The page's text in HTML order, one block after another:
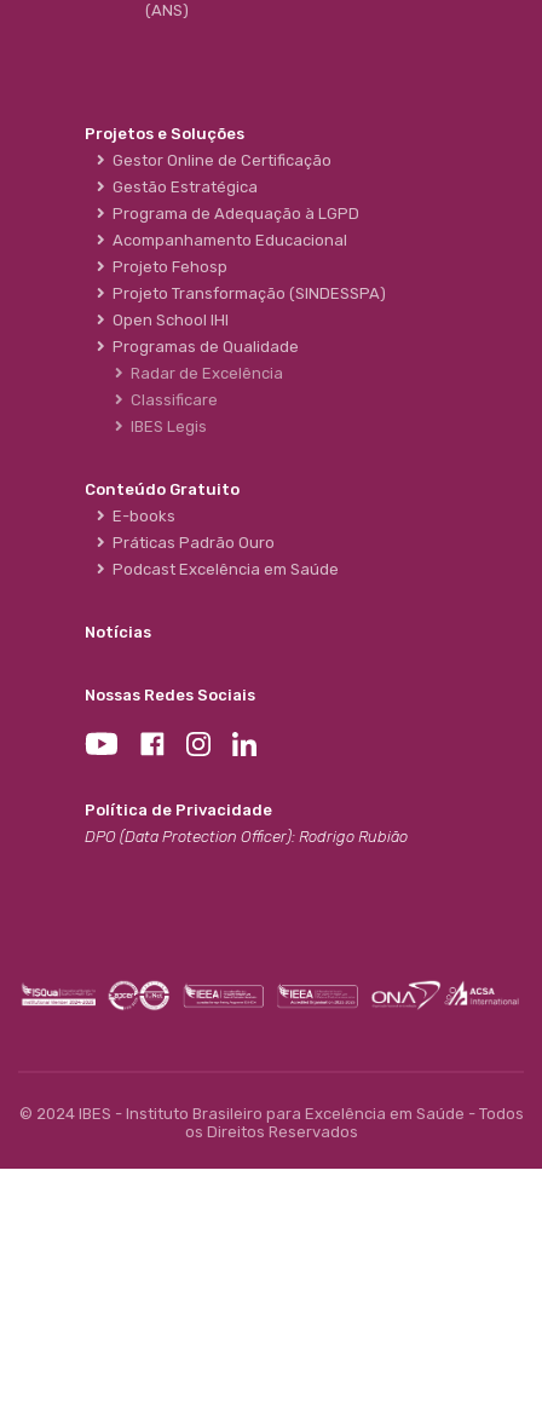
(ANS)
Projetos e Soluções
Gestor Online de Certificação
Gestão Estratégica
Programa de Adequação à LGPD
Acompanhamento Educacional
Projeto Fehosp
Projeto Transformação (SINDESSPA)
Open School IHI
Programas de Qualidade
Radar de Excelência
Classificare
IBES Legis
Conteúdo Gratuito
E-books
Práticas Padrão Ouro
Podcast Excelência em Saúde
Notícias
Nossas Redes Sociais
Política de Privacidade
DPO (Data Protection Officer): Rodrigo Rubião
© 2024 IBES - Instituto Brasileiro para Excelência em Saúde - Todos
os Direitos Reservados